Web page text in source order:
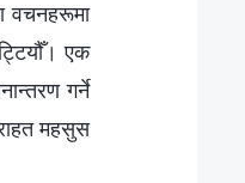
वचनहरूमा
एक
गर्ने
महसुस